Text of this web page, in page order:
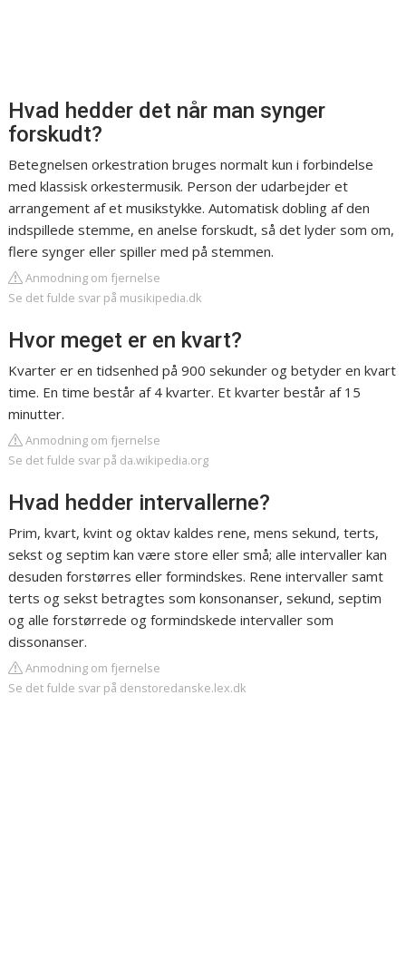
Hvad hedder det når man synger
forskudt?
Betegnelsen orkestration bruges normalt kun i forbindelse
med klassisk orkestermusik. Person der udarbejder et
arrangement af et musikstykke. Automatisk dobling af den
indspillede stemme, en anelse forskudt, så det lyder som om,
flere synger eller spiller med på stemmen.
Anmodning om fjernelse
Se det fulde svar på musikipedia.dk
Hvor meget er en kvart?
Kvarter er en tidsenhed på 900 sekunder og betyder en kvart
time. En time består af 4 kvarter. Et kvarter består af 15
minutter.
Anmodning om fjernelse
Se det fulde svar på da.wikipedia.org
Hvad hedder intervallerne?
Prim, kvart, kvint og oktav kaldes rene, mens sekund, terts,
sekst og septim kan være store eller små; alle intervaller kan
desuden forstørres eller formindskes. Rene intervaller samt
terts og sekst betragtes som konsonanser, sekund, septim
og alle forstørrede og formindskede intervaller som
dissonanser.
Anmodning om fjernelse
Se det fulde svar på denstoredanske.lex.dk